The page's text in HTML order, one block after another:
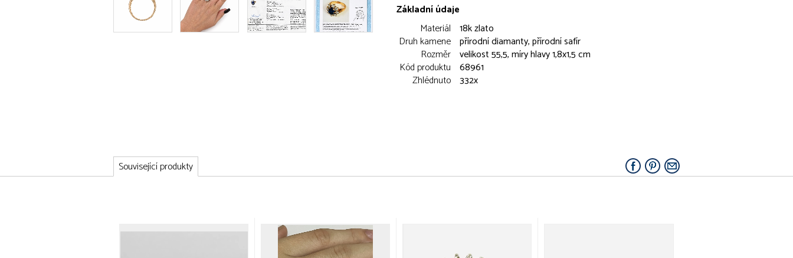
Základní údaje
Materiál 18k zlato
Druh kamene přírodní diamanty, přírodní safír
Rozměr velikost 55,5, míry hlavy 1,8x1,5 cm
Kód produktu 68961
Zhlédnuto 332x
Související produkty